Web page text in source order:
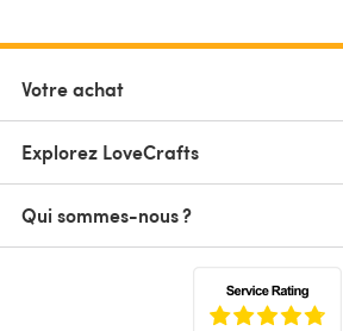
Votre achat
Explorez LoveCrafts
Qui sommes-nous ?